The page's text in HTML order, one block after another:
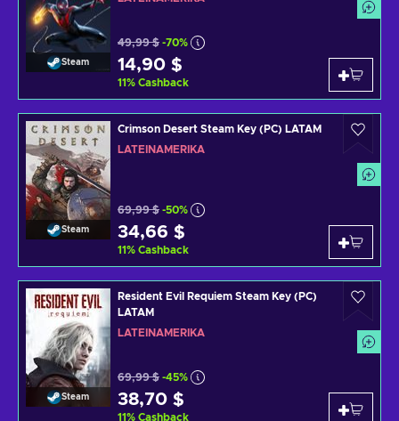
Steam
49,99 $ -70%
14,90 $
11% Cashback
Steam
Crimson Desert Steam Key (PC) LATAM
LATEINAMERIKA
69,99 $ -50%
34,66 $
11% Cashback
Steam
Resident Evil Requiem Steam Key (PC)
LATAM
LATEINAMERIKA
69,99 $ -45%
38,70 $
11% Cashback